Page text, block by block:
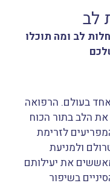
לב
לב ומה תוכלו
בעולם. הרפואה
כבר לפני 3000 שנים את הלב בתור הכוח
לזרימת
ולמניעת
את יעילותם
בשיפור